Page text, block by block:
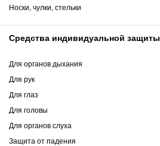
Носки, чулки, стельки
Средства индивидуальной защиты
Для органов дыхания
Для рук
Для глаз
Для головы
Для органов слуха
Защита от падения